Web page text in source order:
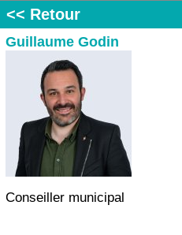
<< Retour
Guillaume Godin
Conseiller municipal